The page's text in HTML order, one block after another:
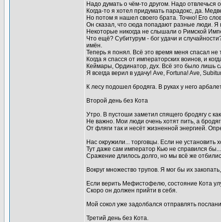
Надо думать о чём-то другом. Надо отвлечься
Когда-то я хотел придумать парадокс, да.
Но потом я нашел своего брата. Точно! Его
Он сказал, что сюда попадают разные люди. Я
Некоторые никогда не слышали о Римской
Что ещё? Субитурум - бог удачи и
имён.
Теперь я понял. Всё это время меня спасал не
Когда я спасся от императорских воинов, и
Кеймары, Ординатор, дух. Всё это было лишь
Я всегда верил в удачу! Ave, Fortuna! Ave,
К лесу подошел бродяга. В руках у него
Второй день без Кота
Утро. В пустоши заметил спящего бродягу с
Не важно. Мои люди очень хотят пить, а
От фляги так и несёт жизненной энергией.
Нас окружили... торговцы. Если не
Тут даже сам император Кью не справился бы...
Сражение длилось долго, но мы всё же
Вокруг множество трупов. Я мог бы их
Если верить Мефистофелю, состояние Кота
Скоро он должен прийти в себя.
Мой сокол уже задолбался отправлять
Третий день без Кота.